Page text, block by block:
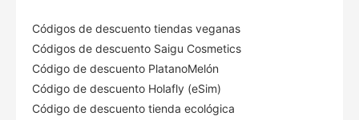
Códigos de descuento tiendas veganas
Códigos de descuento Saigu Cosmetics
Código de descuento PlatanoMelón
Código de descuento Holafly (eSim)
Código de descuento tienda ecológica